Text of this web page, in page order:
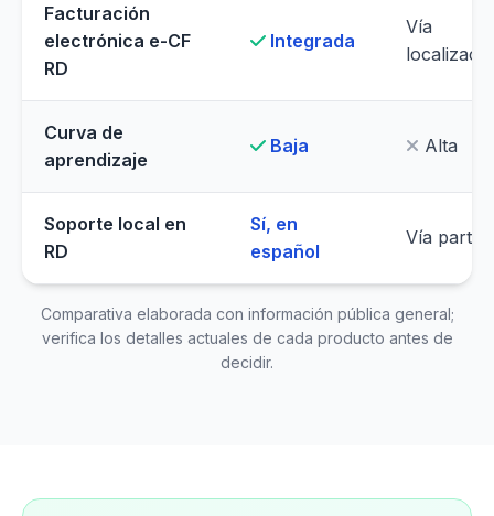
Facturación
electrónica e-CF
RD
Integrada
Vía
Curva de
aprendizaje
Baja Alta
Soporte local en
RD
Sí, en
español
Vía
Comparativa elaborada con información pública general;
verifica los detalles actuales de cada producto antes de
decidir.